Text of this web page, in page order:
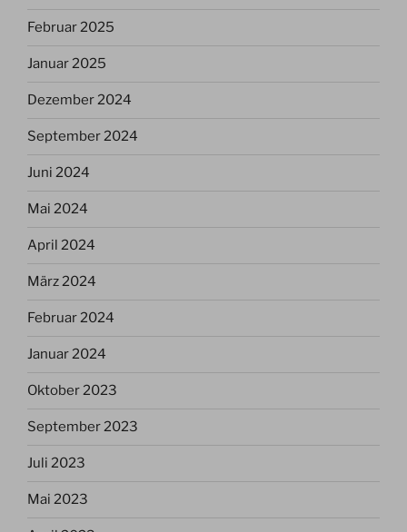
Februar 2025
Januar 2025
Dezember 2024
September 2024
Juni 2024
Mai 2024
April 2024
März 2024
Februar 2024
Januar 2024
Oktober 2023
September 2023
Juli 2023
Mai 2023